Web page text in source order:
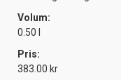
Volum:
0.50 l
Pris:
383.00 kr